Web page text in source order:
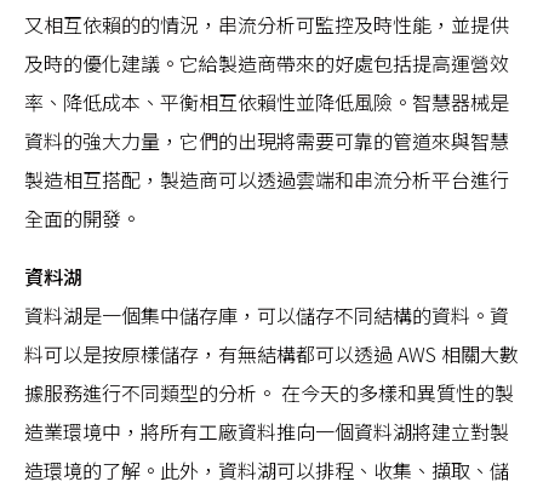
又相互依賴的的情況，串流分析可監控及時性能，並提供
及時的優化建議。它給製造商帶來的好處包括提高運營效
率、降低成本、平衡相互依賴性並降低風險。智慧器械是
資料的強大力量，它們的出現將需要可靠的管道來與智慧
製造相互搭配，製造商可以透過雲端和串流分析平台進行
全面的開發。
資料湖
資料湖是一個集中儲存庫，可以儲存不同結構的資料。資
料可以是按原樣儲存，有無結構都可以透過 AWS 相關大數
據服務進行不同類型的分析。 在今天的多樣和異質性的製
造業環境中，將所有工廠資料推向一個資料湖將建立對製
造環境的了解。此外，資料湖可以排程、收集、擷取、儲